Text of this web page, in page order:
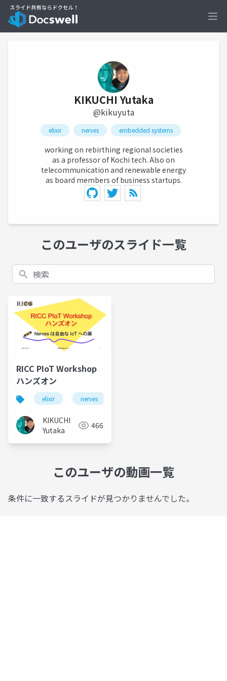
KIKUCHI Yutaka
@kikuyuta
elixir nerves embedded systems
working on rebirthing regional societies
as a professor of Kochi tech. Also on
telecommunication and renewable energy
as board members of business startups.
このユーザのスライド一覧
検索
RICC PIoT Workshop
ハンズオン
elixir nerves
KIKUCHI
Yutaka
466
このユーザの動画一覧
条件に一致するスライドが見つかりませんでした。